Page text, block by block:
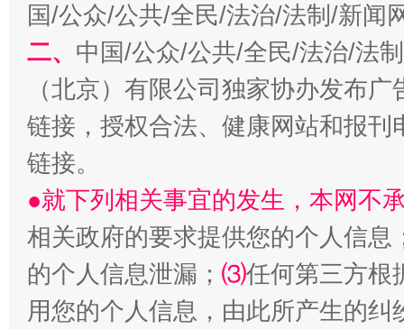
生
国/公众/公共/全民/法治/法制/新闻
二、 中国/公众/公共/全民/法治/法
（北京）有限公司独家协办发布
链接，授权合法、健康网站和报
链接。
●就下列相关事宜的发生，本网不
相关政府的要求提供您的个人信息
的个人信息泄漏； ⑶任何第三方根
用您的个人信息，由此所产生的纠